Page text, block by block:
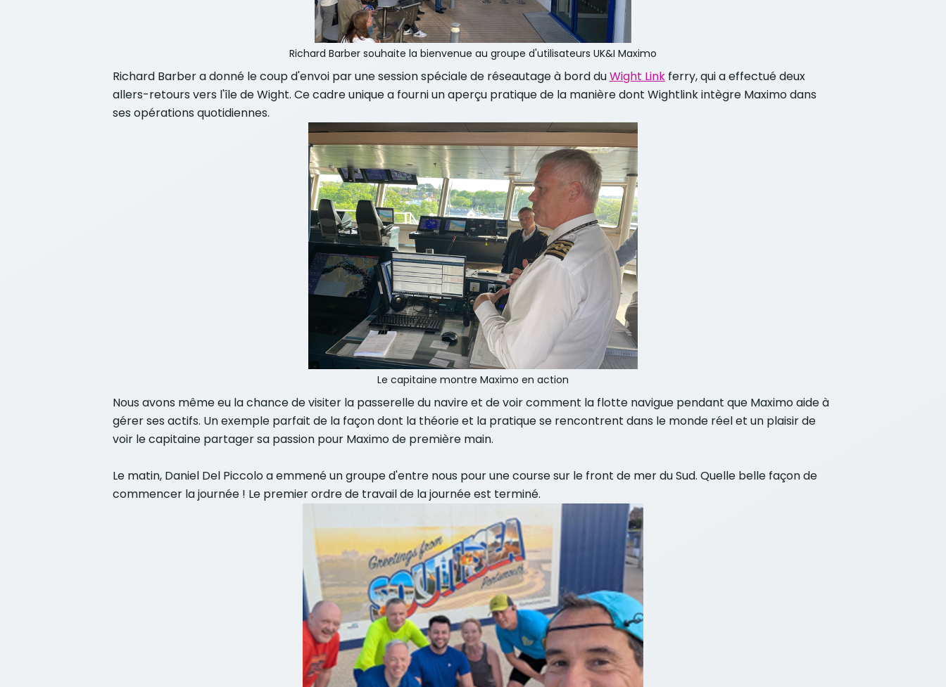
Richard Barber souhaite la bienvenue au groupe d'utilisateurs UK&I Maximo
Richard Barber a donné le coup d'envoi par une session spéciale de réseautage à bord duWight Link ferry, qui a effectué deux
allers-retours vers l'île de Wight. Ce cadre unique a fourni un aperçu pratique de la manière dont Wightlink intègre Maximo dans
ses opérations quotidiennes.
Le capitaine montre Maximo en action
Nous avons même eu la chance de visiter la passerelle du navire et de voir comment la flotte navigue pendant que Maximo aide à
gérer ses actifs. Un exemple parfait de la façon dont la théorie et la pratique se rencontrent dans le monde réel et un plaisir de
voir le capitaine partager sa passion pour Maximo de première main.
Le matin, Daniel Del Piccolo a emmené un groupe d'entre nous pour une course sur le front de mer du Sud. Quelle belle façon de
commencer la journée ! Le premier ordre de travail de la journée est terminé.